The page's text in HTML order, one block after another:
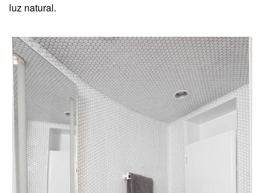
luz natural.